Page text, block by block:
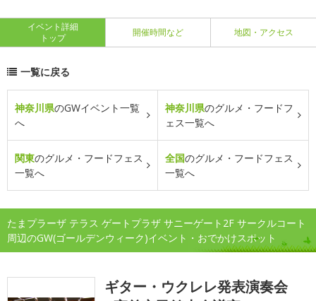
イベント詳細
トップ
開催時間など 地図・アクセス
一覧に戻る
神奈川県のGWイベント一覧
へ
神奈川県のグルメ・フードフ
ェス一覧へ
関東のグルメ・フードフェス
一覧へ
全国のグルメ・フードフェス
一覧へ
たまプラーザ テラス ゲートプラザ サニーゲート2F サークルコート
周辺のGW(ゴールデンウィーク)イベント・おでかけスポット
ギター・ウクレレ発表演奏会